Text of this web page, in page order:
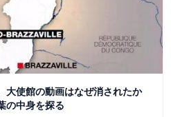
大使館の動画はなぜ消されたか
中身を探る